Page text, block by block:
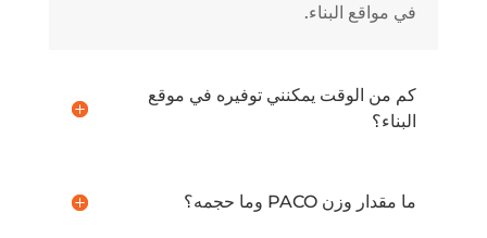
في مواقع البناء.
كم من الوقت يمكنني توفيره في موقع
البناء؟
ما مقدار وزن PACO وما حجمه؟